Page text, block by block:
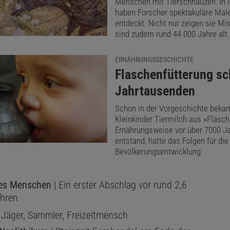
auf dem dauernd gefrorenen Boden vor allem
mit vereinzelten Gruppen der extrem kälteresistenten
gmelinii), schossen damals im Sommer viele Kräuter wie
Gewächse in die Höhe, die einer reichen
Mammuts, Wollnashörner, Moschusochsen, Wisente,
hier. Von ihnen wiederum lebten zahlreiche
und Vielfraße, und ein Wesen, das von diesem
angezogen wurde – der Mensch. Für die Jäger
es reichlich Beute zu machen.
haben Forscher spektakuläre
entdeckt. Nicht nur zeigen sie
sind zudem rund 44 000 Jahre alt.
ERNÄHRUNGSGESCHICHTE
:
Flaschenfütterung
Jahrtausenden
Schon in der Vorgeschichte
Kleinkinder Tiermilch aus
Ernährungsweise vor über 7000
entstand, hatte das Folgen für die
Bevölkerungsentwicklung.
Menschen | Ein erster Abschlag vor rund 2,6
Sammler, Freizeitmensch